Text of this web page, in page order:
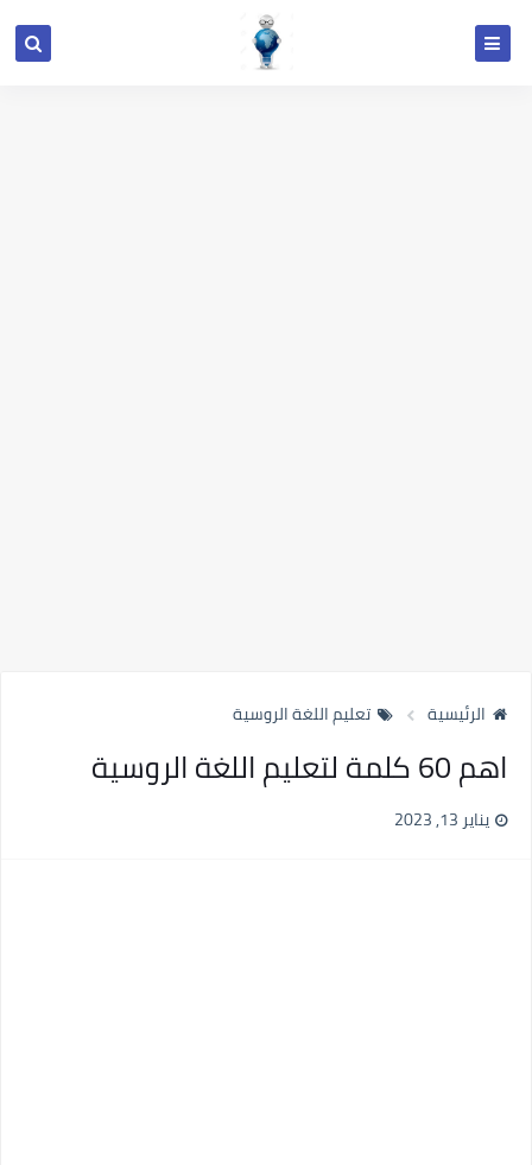
الرئيسية تعليم اللغة الروسية
اهم 60 كلمة لتعليم اللغة الروسية
يناير 13, 2023